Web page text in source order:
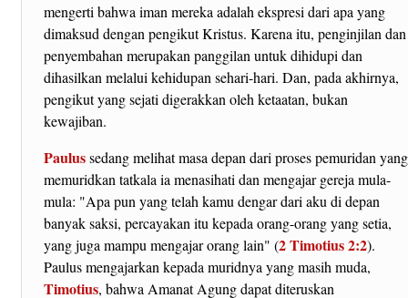
mengerti bahwa iman mereka adalah ekspresi dari apa yang
dimaksud dengan pengikut Kristus. Karena itu, penginjilan dan
penyembahan merupakan panggilan untuk dihidupi dan
dihasilkan melalui kehidupan sehari-hari. Dan, pada akhirnya,
pengikut yang sejati digerakkan oleh ketaatan, bukan
kewajiban.
Paulussedang melihat masa depan dari proses pemuridan yang
memuridkan tatkala ia menasihati dan mengajar gereja mula-
mula: "Apa pun yang telah kamu dengar dari aku di depan
banyak saksi, percayakan itu kepada orang-orang yang setia,
yang juga mampu mengajar orang lain" (2 Timotius 2:2).
Paulus mengajarkan kepada muridnya yang masih muda,
Timotius, bahwa Amanat Agung dapat diteruskan